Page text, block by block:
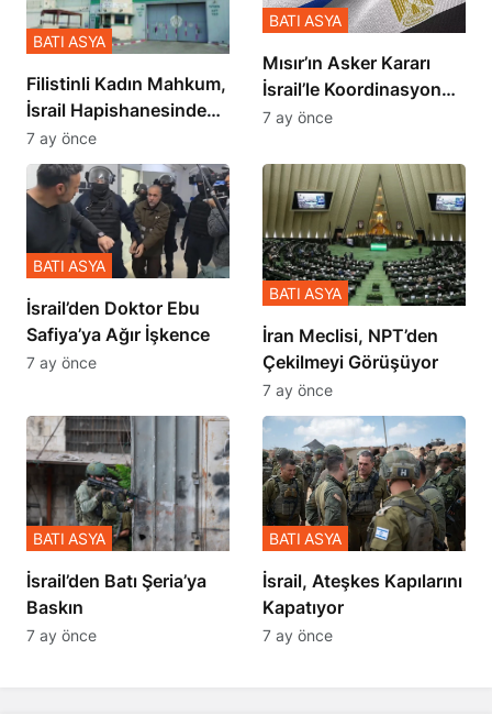
Filistinli Kadın Mahkum,
İsrail Hapishanesindeki
Zulmü Anlattı
BATI ASYA
7 ay önce
Mısır’ın Asker Kararı
İsrail’le Koordinasyon
İçinde Gerçekleşmiş
BATI ASYA
7 ay önce
İsrail’den Doktor Ebu
Safiya’ya Ağır İşkence
BATI ASYA
7 ay önce
İran Meclisi, NPT’den
Çekilmeyi Görüşüyor
BATI ASYA
7 ay önce
​​​​​​​İsrail’den Batı Şeria’ya
Baskın
BATI ASYA
7 ay önce
İsrail, Ateşkes Kapılarını
Kapatıyor
BATI ASYA
7 ay önce